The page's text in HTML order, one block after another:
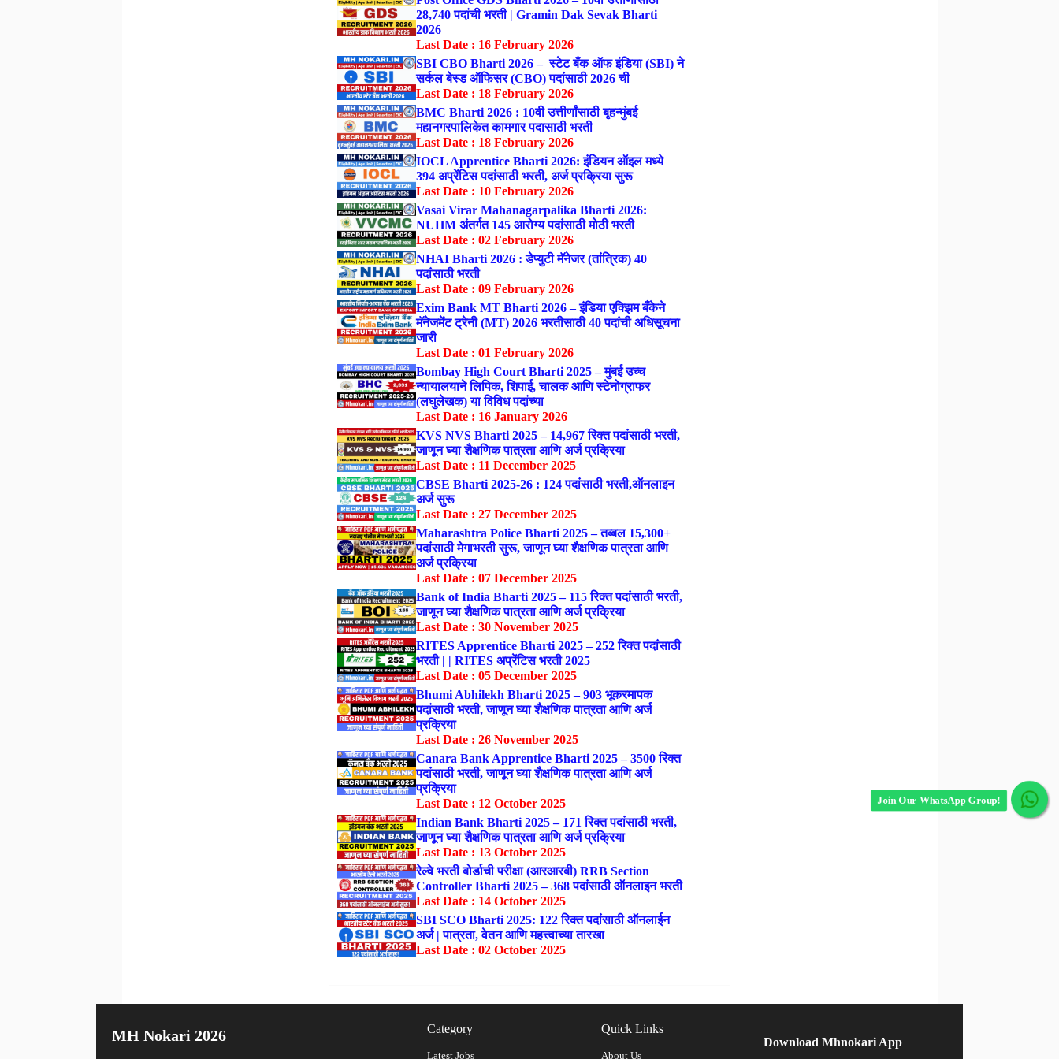
28,740 पदांची भरती | Gramin Dak Sevak Bharti
2026
Last Date : 16 February 2026
SBI CBO Bharti 2026 – स्टेट बँक ऑफ इंडिया (SBI) ने
सर्कल बेस्ड ऑफिसर (CBO) पदांसाठी 2026 ची
Last Date : 18 February 2026
BMC Bharti 2026 : 10वी उत्तीर्णांसाठी बृहन्मुंबई
महानगरपालिकेत कामगार पदासाठी भरती
Last Date : 18 February 2026
IOCL Apprentice Bharti 2026: इंडियन ऑइल मध्ये
394 अप्रेंटिस पदांसाठी भरती, अर्ज प्रक्रिया सुरू
Last Date : 10 February 2026
Vasai Virar Mahanagarpalika Bharti 2026:
NUHM अंतर्गत 145 आरोग्य पदांसाठी मोठी भरती
Last Date : 02 February 2026
NHAI Bharti 2026 : डेप्युटी मॅनेजर (तांत्रिक) 40
पदांसाठी भरती
Last Date : 09 February 2026
Exim Bank MT Bharti 2026 – इंडिया एक्झिम बँकेने
मॅनेजमेंट ट्रेनी (MT) 2026 भरतीसाठी 40 पदांची अधिसूचना
जारी
Last Date : 01 February 2026
Bombay High Court Bharti 2025 – मुंबई उच्च
न्यायालयाने लिपिक, शिपाई, चालक आणि स्टेनोग्राफर
(लघुलेखक) या विविध पदांच्या
Last Date : 16 January 2026
KVS NVS Bharti 2025 – 14,967 रिक्त पदांसाठी भरती,
जाणून घ्या शैक्षणिक पात्रता आणि अर्ज प्रक्रिया
Last Date : 11 December 2025
CBSE Bharti 2025-26 : 124 पदांसाठी भरती,ऑनलाइन
अर्ज सुरू
Last Date : 27 December 2025
Maharashtra Police Bharti 2025 – तब्बल 15,300+
पदांसाठी मेगाभरती सुरू, जाणून घ्या शैक्षणिक पात्रता आणि
अर्ज प्रक्रिया
Last Date : 07 December 2025
Bank of India Bharti 2025 – 115 रिक्त पदांसाठी भरती,
जाणून घ्या शैक्षणिक पात्रता आणि अर्ज प्रक्रिया
Last Date : 30 November 2025
RITES Apprentice Bharti 2025 – 252 रिक्त पदांसाठी
भरती | | RITES अप्रेंटिस भरती 2025
Last Date : 05 December 2025
Bhumi Abhilekh Bharti 2025 – 903 भूकरमापक
पदांसाठी भरती, जाणून घ्या शैक्षणिक पात्रता आणि अर्ज
प्रक्रिया
Last Date : 26 November 2025
Canara Bank Apprentice Bharti 2025 – 3500 रिक्त
पदांसाठी भरती, जाणून घ्या शैक्षणिक पात्रता आणि अर्ज
प्रक्रिया
Last Date : 12 October 2025
Indian Bank Bharti 2025 – 171 रिक्त पदांसाठी भरती,
जाणून घ्या शैक्षणिक पात्रता आणि अर्ज प्रक्रिया
Last Date : 13 October 2025
रेल्वे भरती बोर्डाची परीक्षा (आरआरबी) RRB Section
Controller Bharti 2025 – 368 पदांसाठी ऑनलाइन भरती
Last Date : 14 October 2025
SBI SCO Bharti 2025: 122 रिक्त पदांसाठी ऑनलाईन
अर्ज | पात्रता, वेतन आणि महत्त्वाच्या तारखा
Last Date : 02 October 2025
MH Nokari 2026 Category
Latest Jobs
Quick Links
About Us
Download Mhnokari App
Join Our WhatsApp Group!